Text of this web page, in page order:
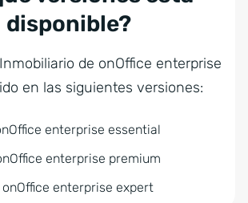
disponible?
de onOffice enterprise
en las siguientes versiones:
enterprise essential
enterprise premium
onOffice enterprise expert